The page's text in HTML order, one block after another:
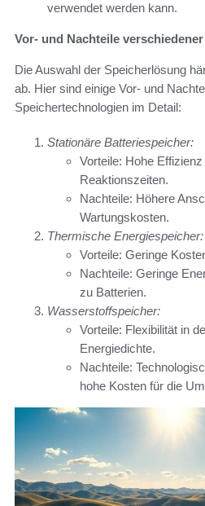
verwendet werden kann.
Vor- und Nachteile
Die Auswahl der Speicherlösung
ab. Hier sind einige Vor- und
Speichertechnologien im Detail:
Stationäre Batteriespeicher:
Vorteile: Hohe
Reaktionszeiten.
Nachteile: Höhere
Wartungskosten.
Thermische Energiespeicher:
Vorteile: Geringe
Nachteile: Geringe
zu Batterien.
Wasserstoffspeicher:
Vorteile: Flexibilität in
Energiedichte.
Nachteile:
hohe Kosten für die